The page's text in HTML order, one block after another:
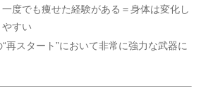
一度でも痩せた経験がある＝身体は変化し
やすい
再スタート”において非常に強力な武器に